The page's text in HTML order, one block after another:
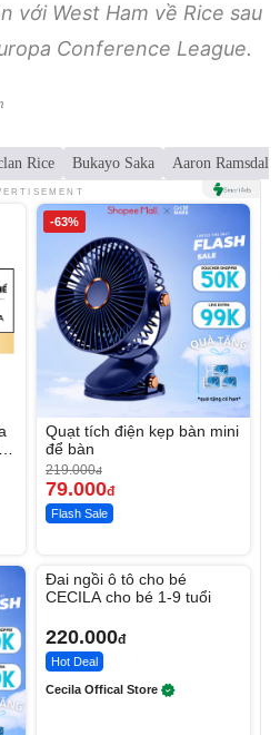
với West Ham về Rice sau
Conference League.
Rice Bukayo Saka Aaron Ramsdale
-63%
Quạt tích điện kẹp bàn mini
để bàn
219.000đ
79.000đ
Flash Sale
Đai ngồi ô tô cho bé
CECILA cho bé 1-9 tuổi
220.000đ
Hot Deal
Cecila Offical Store